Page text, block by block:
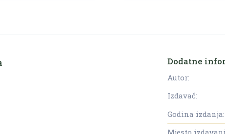
Dodatne
Autor:
Izdavač:
Godina izdanja: